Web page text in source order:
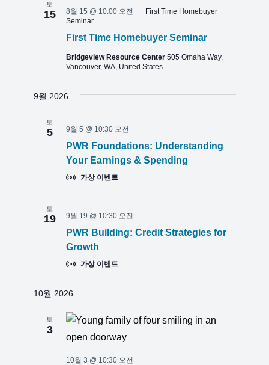
토
15
First Time Homebuyer Seminar
8월 15 @ 10:00 오전
First Time Homebuyer
Seminar
Bridgeview Resource Center 505 Omaha Way,
Vancouver, WA, United States
9월 2026
토
5
PWR Foundations: Understanding
Your Earnings & Spending
9월 5 @ 10:30 오전
가상 이벤트
토
19
PWR Building: Credit Strategies for
Growth
9월 19 @ 10:30 오전
가상 이벤트
10월 2026
토
3
10월 3 @ 10:30 오전